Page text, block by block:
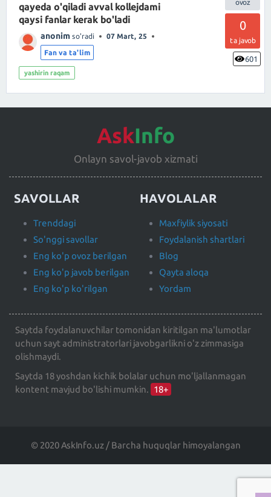
0
ta javob
601
qayeda o'qiladi avval kollejdami
qaysi fanlar kerak bo'ladi
anonim so'radi 07 Mart, 25
Fan va ta'lim
yashirin raqam
AskInfo
Onlayn savol-javob xizmati
SAVOLLAR
Trenddagi
So'nggi savollar
Eng ko'p ovoz berilgan
Eng ko'p javob berilgan
Eng ko'p ko'rilgan
HAVOLALAR
Maxfiylik siyosati
Foydalanish shartlari
Blog
Qayta aloqa
Yordam
Saytda foydalanuvchilar tomonidan kiritilgan ma'lumotlar
uchun sayt administratorlari javobgarlikni o'z zimmasiga
olishmaydi.
Saytda 18 yoshdan kichik bolalar uchun mo'ljallanmagan
kontent mavjud bo'lishi mumkin. 18+
© 2020 AskInfo.uz / Barcha huquqlar himoyalangan